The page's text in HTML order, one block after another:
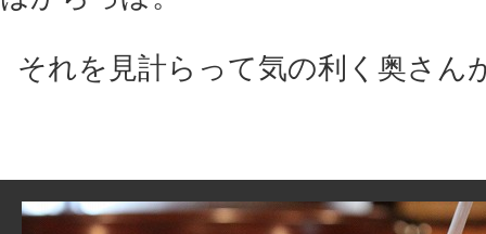
それを見計らって気の利く奥さん